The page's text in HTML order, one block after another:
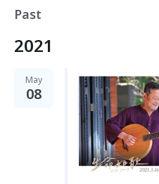
Past
2021
May
08